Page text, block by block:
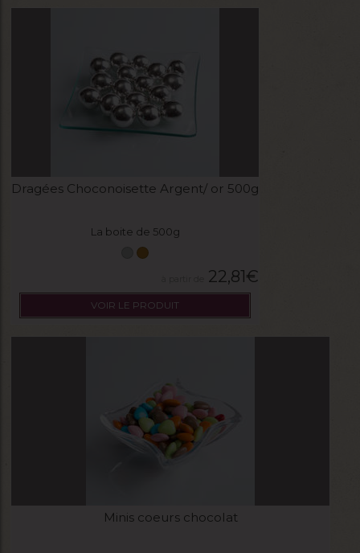
Dragées Choconoisette Argent/ or 500g
La boite de 500g
22,81€
VOIR LE PRODUIT
Minis coeurs chocolat